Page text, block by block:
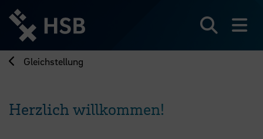
zum
Seiteninhalt
springen
Gleichstellung
Herzlich willkommen!